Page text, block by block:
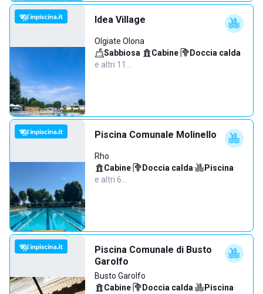
Idea Village
Olgiate Olona
Sabbiosa· Cabine· Doccia calda·
e altri 11…
Piscina Comunale Molinello
Rho
Cabine· Doccia calda· Piscina·
e altri 6…
Piscina Comunale di Busto
Garolfo
Busto Garolfo
Cabine· Doccia calda· Piscina·